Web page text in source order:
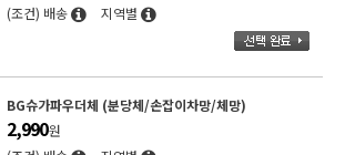
(조건) 배송
지역별
BG슈가파우더체 (분당체/손잡이차망/체망)
2,990원